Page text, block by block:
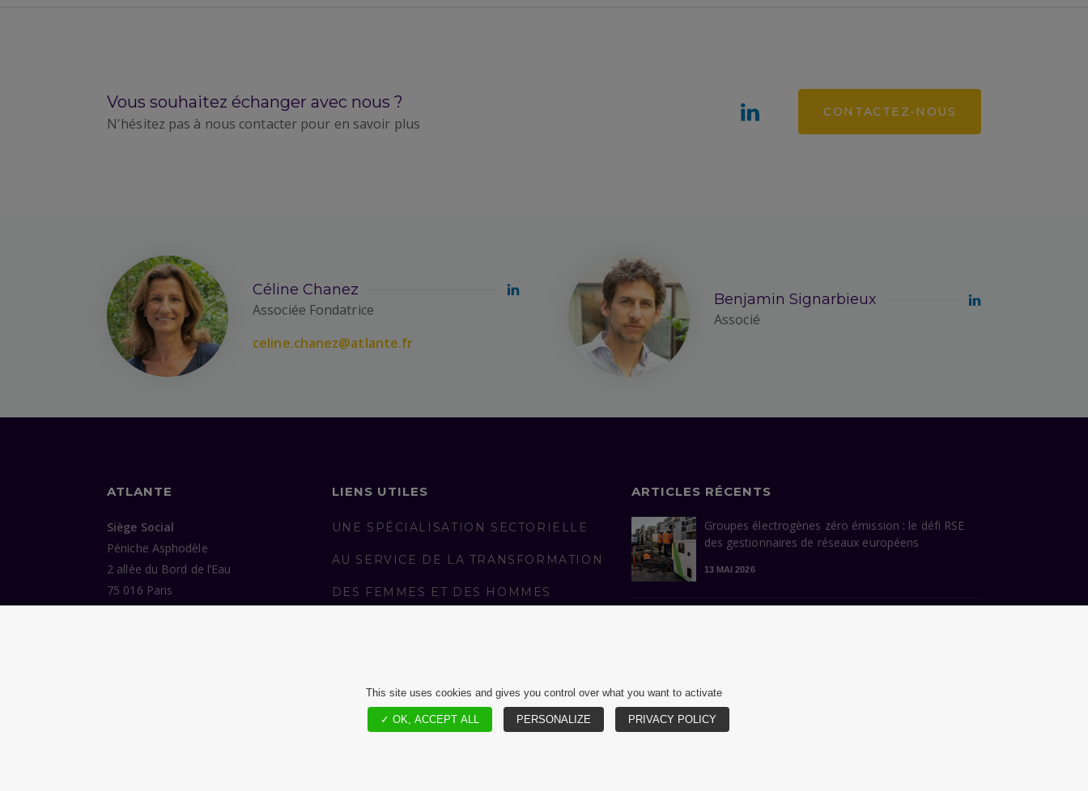
Vous souhaitez échanger avec nous ?
N'hésitez pas à nous contacter pour en savoir plus
CONTACTEZ-NOUS
Céline Chanez
Associée Fondatrice
celine.chanez@atlante.fr
Benjamin Signarbieux
Associé
ATLANTE
Siège Social
Péniche Asphodèle
2 allée du Bord de l’Eau
75 016 Paris
LIENS UTILES
UNE SPÉCIALISATION SECTORIELLE
AU SERVICE DE LA TRANSFORMATION
DES FEMMES ET DES HOMMES
ARTICLES RÉCENTS
Groupes électrogènes zéro émission : le défi RSE
des gestionnaires de réseaux européens
13 MAI 2026
This site uses cookies and gives you control over what you want to activate
✓ OK, ACCEPT ALL PERSONALIZE PRIVACY POLICY